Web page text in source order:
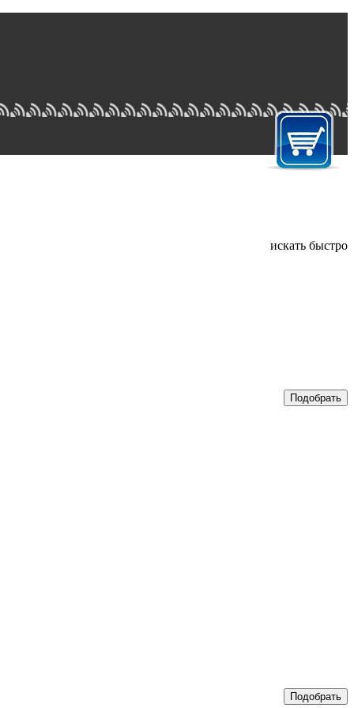
искать быстро